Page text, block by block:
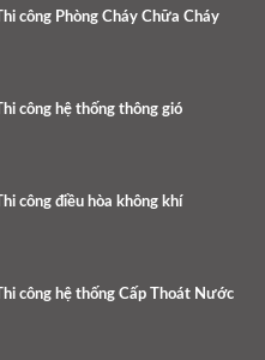
Thi công Phòng Cháy Chữa Cháy
Thi công hệ thống thông gió
Thi công điều hòa không khí
Thi công hệ thống Cấp Thoát Nước